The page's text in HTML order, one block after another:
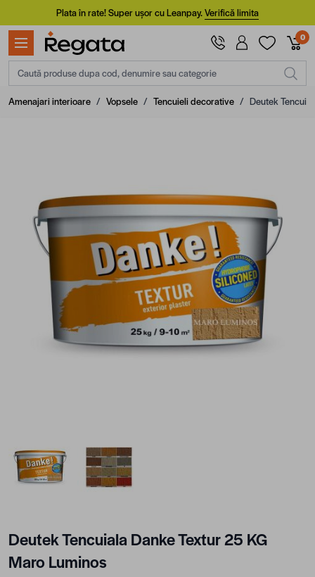
Mergi la ConținutPlata în rate! Super ușor cu Leanpay.Verifică limita
0
Caută produse dupa cod, denumire sau categorie
Amenajari interioare / Vopsele / Tencuieli decorative / Deutek
View larger imageView larger image
Deutek Tencuiala Danke Textur 25 KG
Maro Luminos